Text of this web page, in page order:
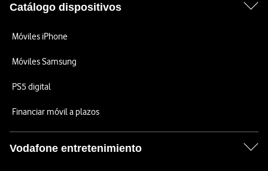
Catálogo dispositivos
Móviles iPhone
Móviles Samsung
PS5 digital
Financiar móvil a plazos
Vodafone entretenimiento